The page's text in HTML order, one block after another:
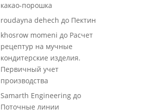
какао-порошка
roudayna dehech до Пектин
khosrow momeni до Расчет
рецептур на мучные
кондитерские изделия.
Первичный учет
производства
Samarth Engineering до
Поточные линии